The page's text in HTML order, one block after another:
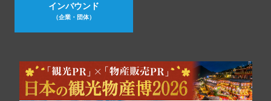
インバウンド
（企業・団体）